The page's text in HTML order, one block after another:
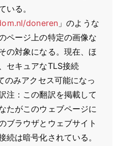
いる。
doneren 」のような
ページ上の特定の画像な
の対象になる。現在、ほ
セキュアなTLS接続
のみアクセス可能になっ
注：この翻訳を掲載して
たがこのウェブページに
ブラウザとウェブサイト
続は暗号化されている。